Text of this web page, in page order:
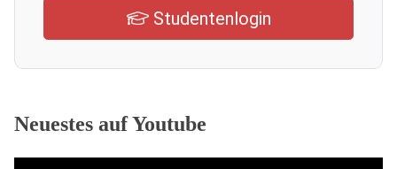
Studentenlogin
Neuestes auf Youtube